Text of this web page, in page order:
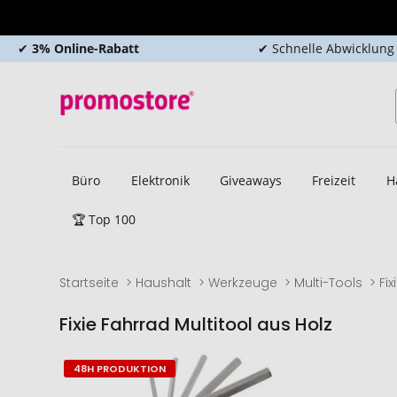
✔ 3% Online-Rabatt ✔ Schnelle Abwicklung
Büro Elektronik Giveaways Freizeit
🏆 Top 100
Startseite Haushalt Werkzeuge Multi-Tools
Fixie Fahrrad Multitool aus Holz
Zum
Ende
Zum
Anfang
48H PRODUKTION